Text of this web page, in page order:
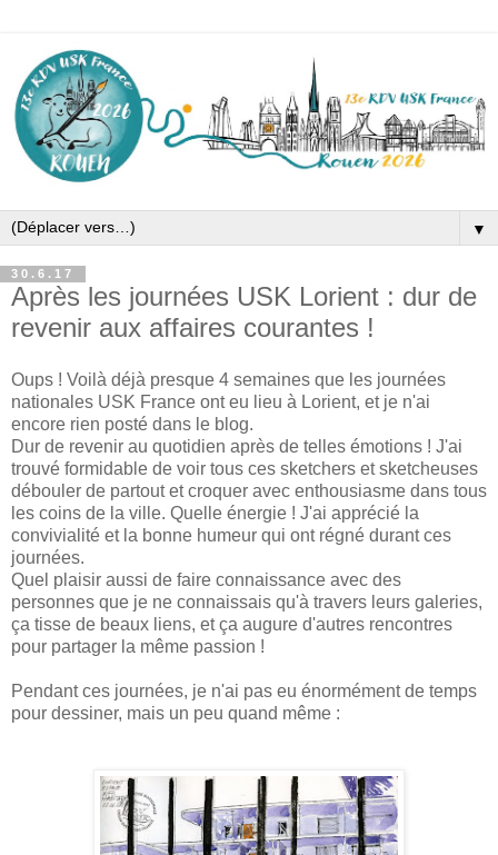
▼
30.6.17
Après les journées USK Lorient : dur de
revenir aux affaires courantes !
Oups ! Voilà déjà presque 4 semaines que les journées
nationales USK France ont eu lieu à Lorient, et je n'ai
encore rien posté dans le blog.
Dur de revenir au quotidien après de telles émotions ! J'ai
trouvé formidable de voir tous ces sketchers et sketcheuses
débouler de partout et croquer avec enthousiasme dans tous
les coins de la ville. Quelle énergie ! J'ai apprécié la
convivialité et la bonne humeur qui ont régné durant ces
journées.
Quel plaisir aussi de faire connaissance avec des
personnes que je ne connaissais qu'à travers leurs galeries,
ça tisse de beaux liens, et ça augure d'autres rencontres
pour partager la même passion !
Pendant ces journées, je n'ai pas eu énormément de temps
pour dessiner, mais un peu quand même :